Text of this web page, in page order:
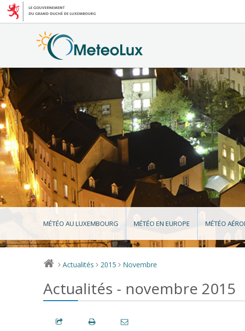
MÉTÉO AU LUXEMBOURG MÉTÉO EN EUROPE MÉTÉO
> Actualités > 2015 > Novembre
Actualités - novembre 2015